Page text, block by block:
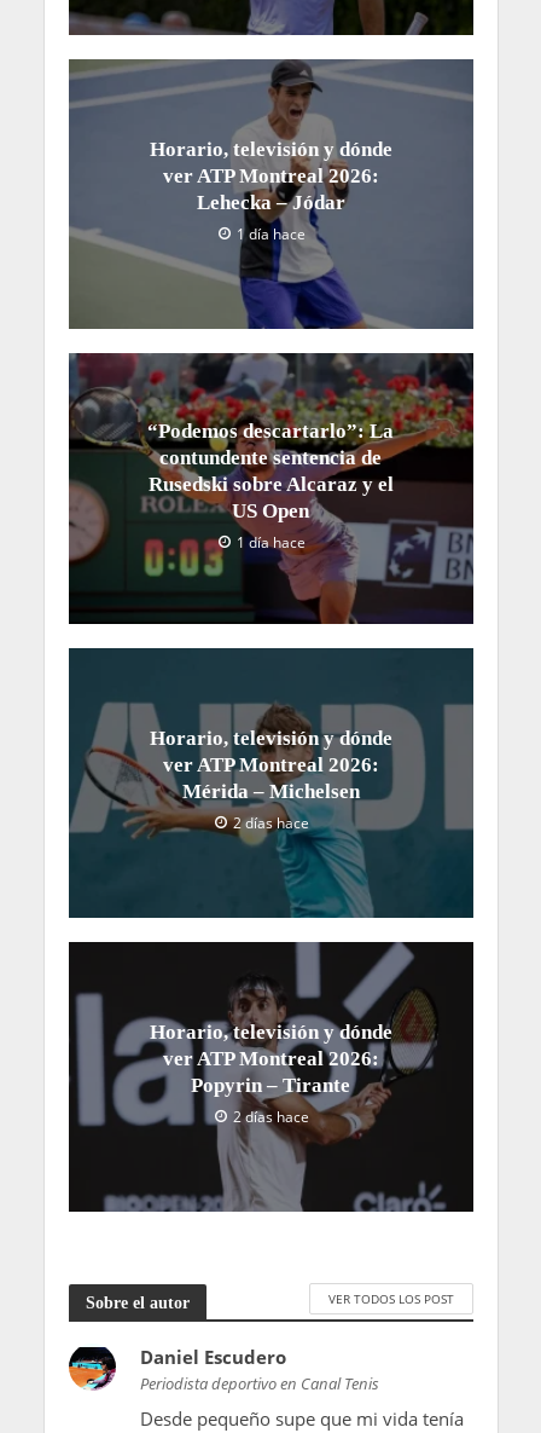
Horario, televisión y dónde
ver ATP Montreal 2026:
Lehecka – Jódar
1 día hace
“Podemos descartarlo”: La
contundente sentencia de
Rusedski sobre Alcaraz y el
US Open
1 día hace
Horario, televisión y dónde
ver ATP Montreal 2026:
Mérida – Michelsen
2 días hace
Horario, televisión y dónde
ver ATP Montreal 2026:
Popyrin – Tirante
2 días hace
Sobre el autor VER TODOS LOS POST
Daniel Escudero
Periodista deportivo en Canal Tenis
Desde pequeño supe que mi vida tenía